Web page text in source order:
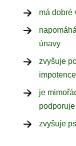
má dobré
únavy
zvyšuje
je
zvyšuje